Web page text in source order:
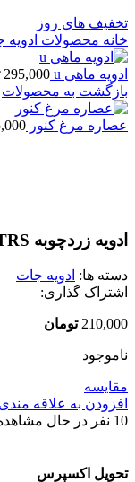
تخفیف های روز
خانه محصولات
ادویه ماهی u 295,000
بازگشت به محصولات
عصاره مرغ کنور
ادویه زردچوبه TRS
دسته ها: ادویه جات
اشتراک گذاری:
210,000 تومان
ناموجود
مقایسه
افزودن به علاقه مندی
10 نفر در حال
تحویل اکسپرس